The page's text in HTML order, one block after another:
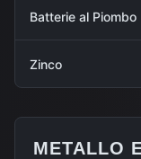
Batterie al Piombo
Zinco
METALLO